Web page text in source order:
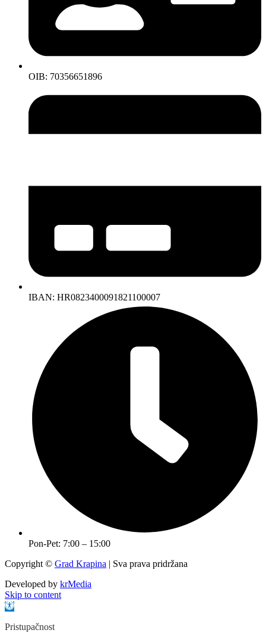
OIB: 70356651896
IBAN: HR0823400091821100007
Pon-Pet: 7:00 – 15:00
Copyright © Grad Krapina | Sva prava pridržana
Developed by krMedia
Skip to content
Open toolbar
Pristupačnost